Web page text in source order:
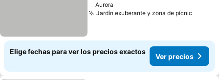
Aurora
Jardín exuberante y zona de pícnic
Elige fechas para ver los precios exactos
Ver precios